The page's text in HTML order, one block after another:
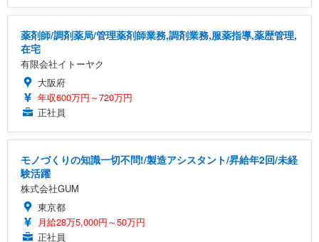
薬剤師/調剤薬局/管理薬剤師業務,調剤業務,服薬指導,薬歴管理,
在宅
有限会社イトーヤク
大阪府
年収600万円～720万円
正社員
モノづくりの知識一切不問!/製造アシスタント/昇給年2回/未経
験活躍
株式会社GUM
東京都
月給28万5,000円～50万円
正社員